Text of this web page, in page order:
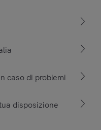
caso di problemi
disposizione